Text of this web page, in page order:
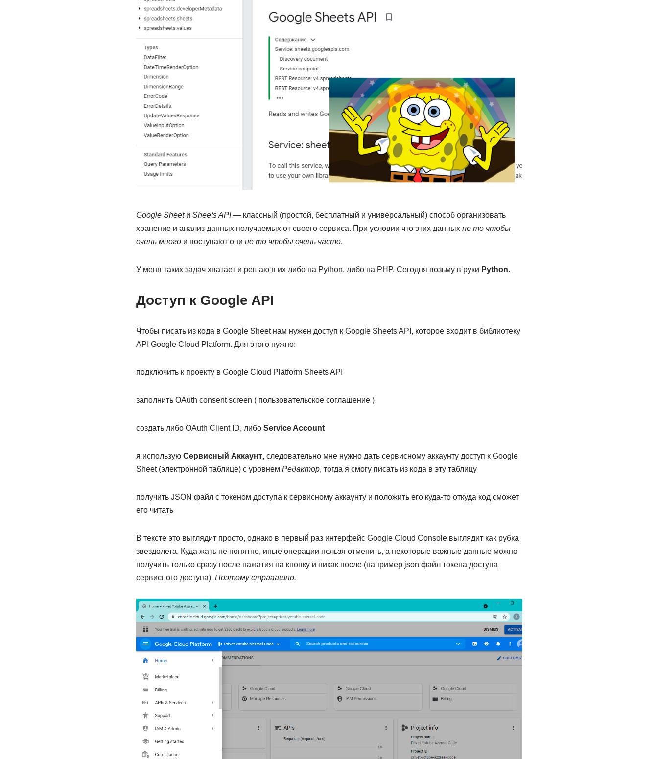
Google Sheetи Sheets API— классный (простой, бесплатный и универсальный) способ организовать
хранение и анализ данных получаемых от своего сервиса. При условии что этих данных не то чтобы
очень многои поступают они не то чтобы очень часто.
У меня таких задач хватает и решаю я их либо на Python, либо на PHP. Сегодня возьму в руки Python.
Доступ к Google API
Чтобы писать из кода в Google Sheet нам нужен доступ к Google Sheets API, которое входит в библиотеку
API Google Cloud Platform. Для этого нужно:
подключить к проекту в Google Cloud Platform Sheets API
заполнить OAuth consent screen ( пользовательское соглашение )
создать либо OAuth Client ID, либо Service Account
я использую Сервисный Аккаунт, следовательно мне нужно дать сервисному аккаунту доступ к Google
Sheet (электронной таблице) с уровнем Редактор, тогда я смогу писать из кода в эту таблицу
получить JSON файл с токеном доступа к сервисному аккаунту и положить его куда-то откуда код сможет
его читать
В тексте это выглядит просто, однако в первый раз интерфейс Google Cloud Console выглядит как рубка
звездолета. Куда жать не понятно, иные операции нельзя отменить, а некоторые важные данные можно
получить только сразу после нажатия на кнопку и никак после (например json файл токена доступа
сервисного доступа). Поэтому страаашно.